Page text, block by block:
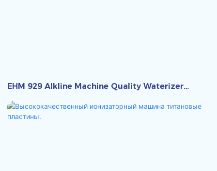
EHM 929 Alkline Machine Quality Waterizer